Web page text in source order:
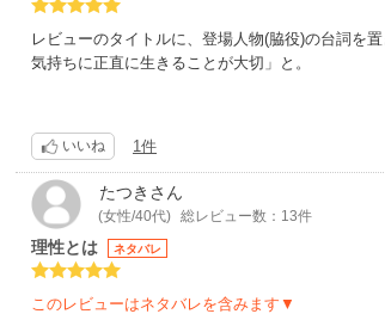
レビューのタイトルに、登場人物(脇役)の台詞を
気持ちに正直に生きることが大切」と。
ストーリーの流れにはあれこれ疑問があります
ラをカバーして余りあります。真髄が、家族と囲
それが読み終わると伝わってくるため、★5個を選
人の目、自分のおかれた状況、何を優先するのか
ちは皆生きていくことになります。「一瞬一瞬
ヒロインや周りの人たちは自分に正直な選択をす
いいね 1件
たつき さん
(女性/40代) 総レビュー数：13件
理性とは ネタバレ
このレビューはネタバレを含みます▼